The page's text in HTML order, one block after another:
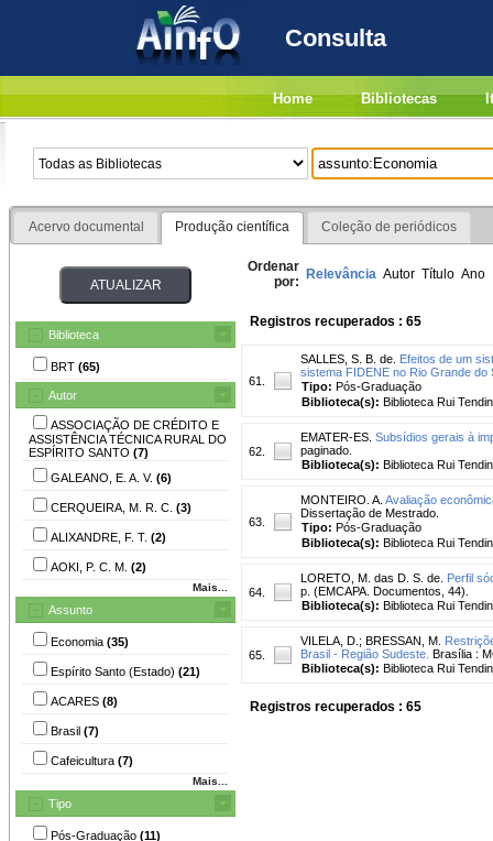
Consulta
Home Bibliotecas
Acervo documental Produção científica Coleção de periódicos
Biblioteca
BRT (65)
Autor
ASSOCIAÇÃO DE CRÉDITO E
ASSISTÊNCIA TÉCNICA RURAL DO
ESPÍRITO SANTO (7)
GALEANO, E. A. V. (6)
CERQUEIRA, M. R. C. (3)
ALIXANDRE, F. T. (2)
AOKI, P. C. M. (2)
Mais...
Assunto
Economia (35)
Espírito Santo (Estado) (21)
ACARES (8)
Brasil (7)
Cafeicultura (7)
Mais...
Tipo
Pós-Graduação (11)
Ordenar
por: Relevância Autor Título Ano
Registros recuperados : 65
61.
SALLES, S. B. de. Efeitos de um
sistema FIDENE no Rio Grande do
Tipo: Pós-Graduação
Biblioteca(s): Biblioteca Rui
62.
EMATER-ES. Subsídios gerais à
paginado.
Biblioteca(s): Biblioteca Rui
63.
MONTEIRO. A. Avaliação
Dissertação de Mestrado.
Tipo: Pós-Graduação
Biblioteca(s): Biblioteca Rui
64.
LORETO, M. das D. S. de. Perfil
p. (EMCAPA. Documentos, 44).
Biblioteca(s): Biblioteca Rui
65.
VILELA, D. ; BRESSAN, M.
Brasil - Região Sudeste. Brasília :
Biblioteca(s): Biblioteca Rui
Registros recuperados : 65